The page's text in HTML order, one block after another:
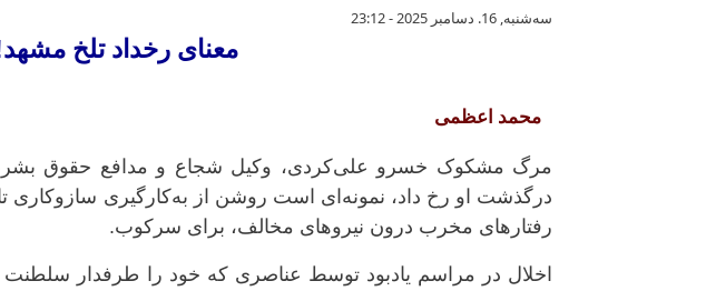
معنای رخداد تلخ مشهد!
سه‌شنبه, 16. دسامبر 2025 - 23:12
معنای رخداد تلخ
محمد اعظمی
مرگ مشکوک خسرو علی‌کردی، وکیل شجاع و مدافع حقوق بشر،
درگذشت او رخ داد، نمونه‌ای است روشن از به‌کارگیری سازوکاری
رفتارهای مخرب درون نیروهای مخالف، برای سرکوب.
اخلال در مراسم یادبود توسط عناصری که خود را طرفدار